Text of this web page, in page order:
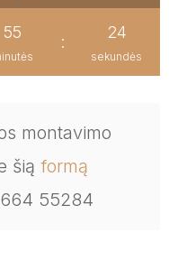
55
:
23
sekundės
montavimo
šią formą
55284